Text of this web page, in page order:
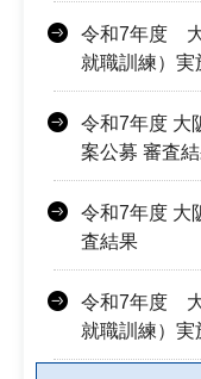
令和7年度
就職訓練）
令和7年度 大
案公募 審査
令和7年度 大
査結果
令和7年度
就職訓練）